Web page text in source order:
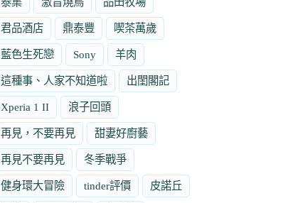
君品酒店 鼎泰豐 喫茶萬歲
藍色生死戀 Sony 羊肉
這種事、人家不知道啦 出閨閣記
Xperia 1 II 浪子回頭
再見，不要再見 甜妻好廚藝
再見不要再見 冬季戰爭
健身環大冒險 tinder評價 皮諾丘